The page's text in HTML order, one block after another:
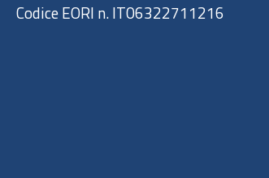
Codice EORI n. IT06322711216